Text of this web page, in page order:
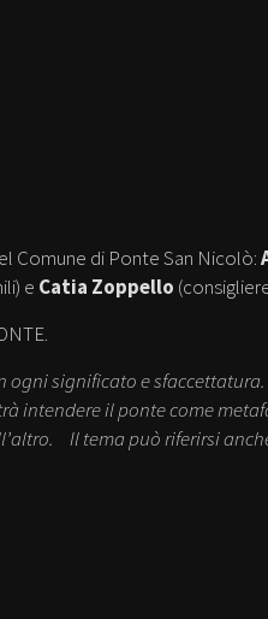
Comune di Ponte San Nicolò:
e Catia Zoppello
significato e
intendere il ponte come
Il tema può riferirsi